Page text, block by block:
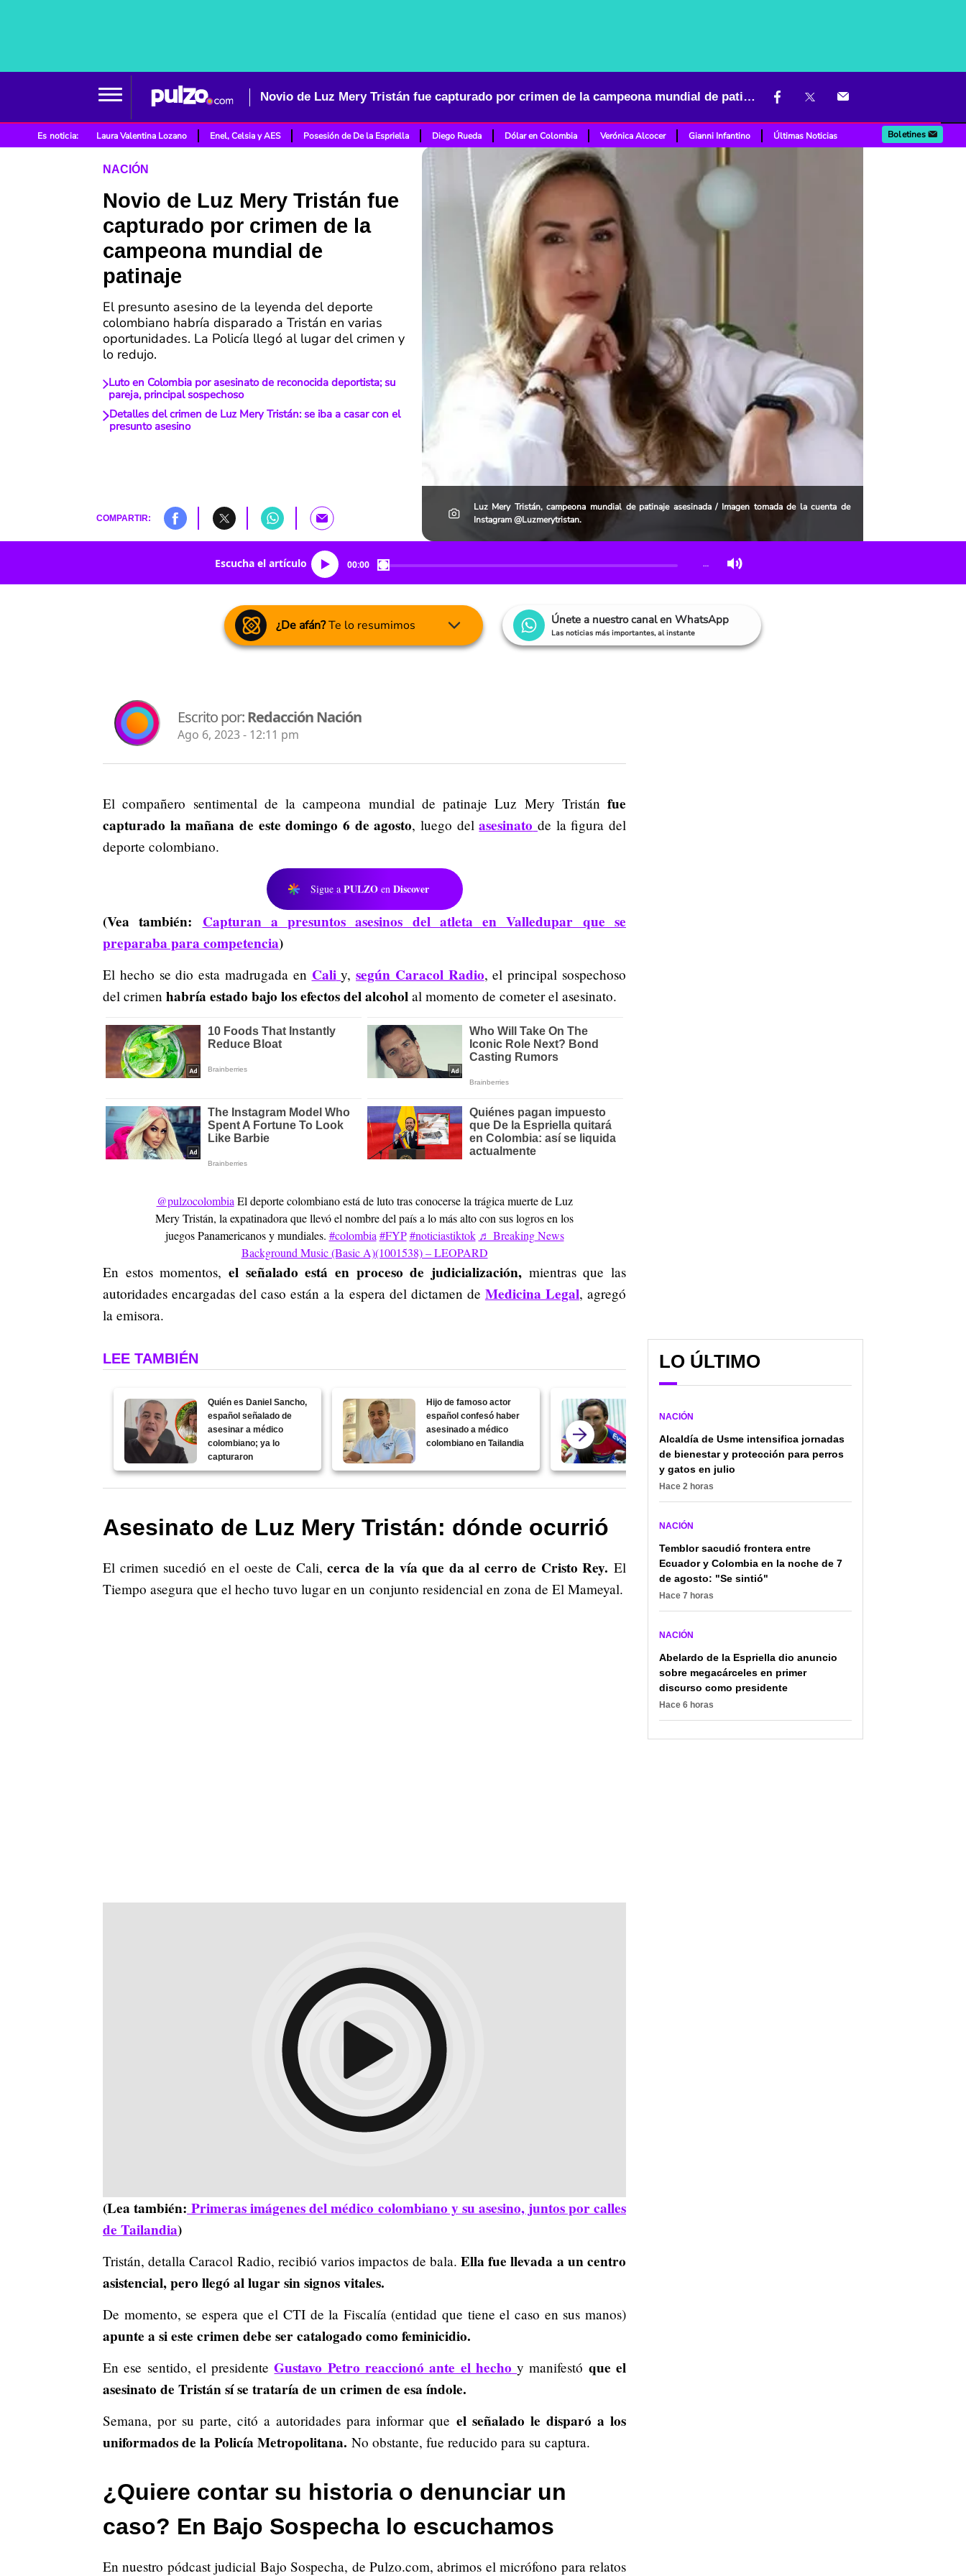
Novio de Luz Mery Tristán fue capturado por crimen de la campeona mundial de patinaje
Es noticia: Laura Valentina Lozano Enel, Celsia y AES Posesión de De la Espriella Diego Rueda Dólar en Colombia Verónica Alcocer Gianni Infantino Últimas Noticias Boletines
NACIÓN
Novio de Luz Mery Tristán fue
capturado por crimen de la
campeona mundial de
patinaje
El presunto asesino de la leyenda del deporte
colombiano habría disparado a Tristán en varias
oportunidades. La Policía llegó al lugar del crimen y
lo redujo.
Luto en Colombia por asesinato de reconocida deportista; su
pareja, principal sospechoso
Detalles del crimen de Luz Mery Tristán: se iba a casar con el
presunto asesino
COMPARTIR:
Luz Mery Tristán, campeona mundial de patinaje asesinada / Imagen tomada de la cuenta de
Instagram @Luzmerytristan.
Escucha el artículo 00:00 …
¿De afán?Te lo resumimos Únete a nuestro canal en WhatsApp
Las noticias más importantes, al instante
Escrito por:Redacción Nación
Ago 6, 2023 - 12:11 pm
El compañero sentimental de la campeona mundial de patinaje Luz Mery Tristánfue
capturado la mañana de este domingo 6 de agosto, luego delasesinato de la figura del
deporte colombiano.
Sigue a PULZO en Discover
(Vea también: Capturan a presuntos asesinos del atleta en Valledupar que se
preparaba para competencia)
El hecho se dio esta madrugada en Cali y,según Caracol Radio, el principal sospechoso
del crimen habría estado bajo los efectos del alcohol al momento de cometer el asesinato.
@pulzocolombia El deporte colombiano está de luto tras conocerse la trágica muerte de Luz
Mery Tristán, la expatinadora que llevó el nombre del país a lo más alto con sus logros en los
juegos Panamericanos y mundiales. #colombia #FYP #noticiastiktok ♬ Breaking News
Background Music (Basic A)(1001538) – LEOPARD
En estos momentos, el señalado está en proceso de judicialización, mientras que las
autoridades encargadas del caso están a la espera del dictamen de Medicina Legal, agregó
la emisora.
LEE TAMBIÉN
Quién es Daniel Sancho,
español señalado de
asesinar a médico
colombiano; ya lo
capturaron
Hijo de famoso actor
español confesó haber
asesinado a médico
colombiano en Tailandia
Tristán, expatinadora
títulos, en qué trabajaba
y más
Asesinato de Luz Mery Tristán: dónde ocurrió
El crimen sucedió en el oeste de Cali,cerca de la vía que da al cerro de Cristo Rey.El
Tiempo asegura que el hecho tuvo lugar en un conjunto residencial en zona de El Mameyal.
(Lea también: Primeras imágenes del médico colombiano y su asesino, juntos por calles
de Tailandia)
Tristán, detalla Caracol Radio, recibió varios impactos de bala. Ella fue llevada a un centro
asistencial, pero llegó al lugar sin signos vitales.
De momento, se espera que el CTI de la Fiscalía (entidad que tiene el caso en sus manos)
apunte a si este crimen debe ser catalogado como feminicidio.
En ese sentido, el presidenteGustavo Petro reaccionó ante el hecho y manifestó que el
asesinato de Tristán sí se trataría de un crimen de esa índole.
Semana, por su parte, citó a autoridades para informar queel señalado le disparó a los
uniformados de la Policía Metropolitana. No obstante, fue reducido para su captura.
¿Quiere contar su historia o denunciar un
caso? En Bajo Sospecha lo escuchamos
En nuestro pódcast judicial Bajo Sospecha, de Pulzo.com, abrimos el micrófono para relatos
LO ÚLTIMO
NACIÓN
Alcaldía de Usme intensifica jornadas
de bienestar y protección para perros
y gatos en julio
Hace 2 horas
NACIÓN
Temblor sacudió frontera entre
Ecuador y Colombia en la noche de 7
de agosto: "Se sintió"
Hace 7 horas
NACIÓN
Abelardo de la Espriella dio anuncio
sobre megacárceles en primer
discurso como presidente
Hace 6 horas